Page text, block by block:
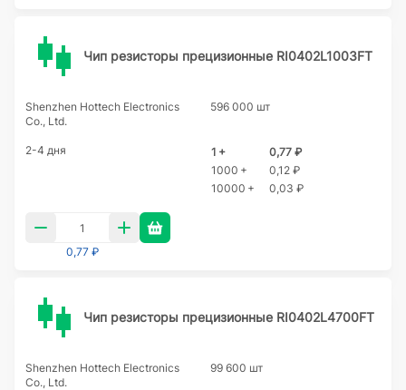
Чип резисторы прецизионные RI0402L1003FT
Shenzhen Hottech Electronics
Co., Ltd.
596 000 шт
2-4 дня 1 +
0,77 ₽
1000 +
0,12 ₽
10000 +
0,03 ₽
0,77 ₽
Чип резисторы прецизионные RI0402L4700FT
Shenzhen Hottech Electronics
Co., Ltd.
99 600 шт